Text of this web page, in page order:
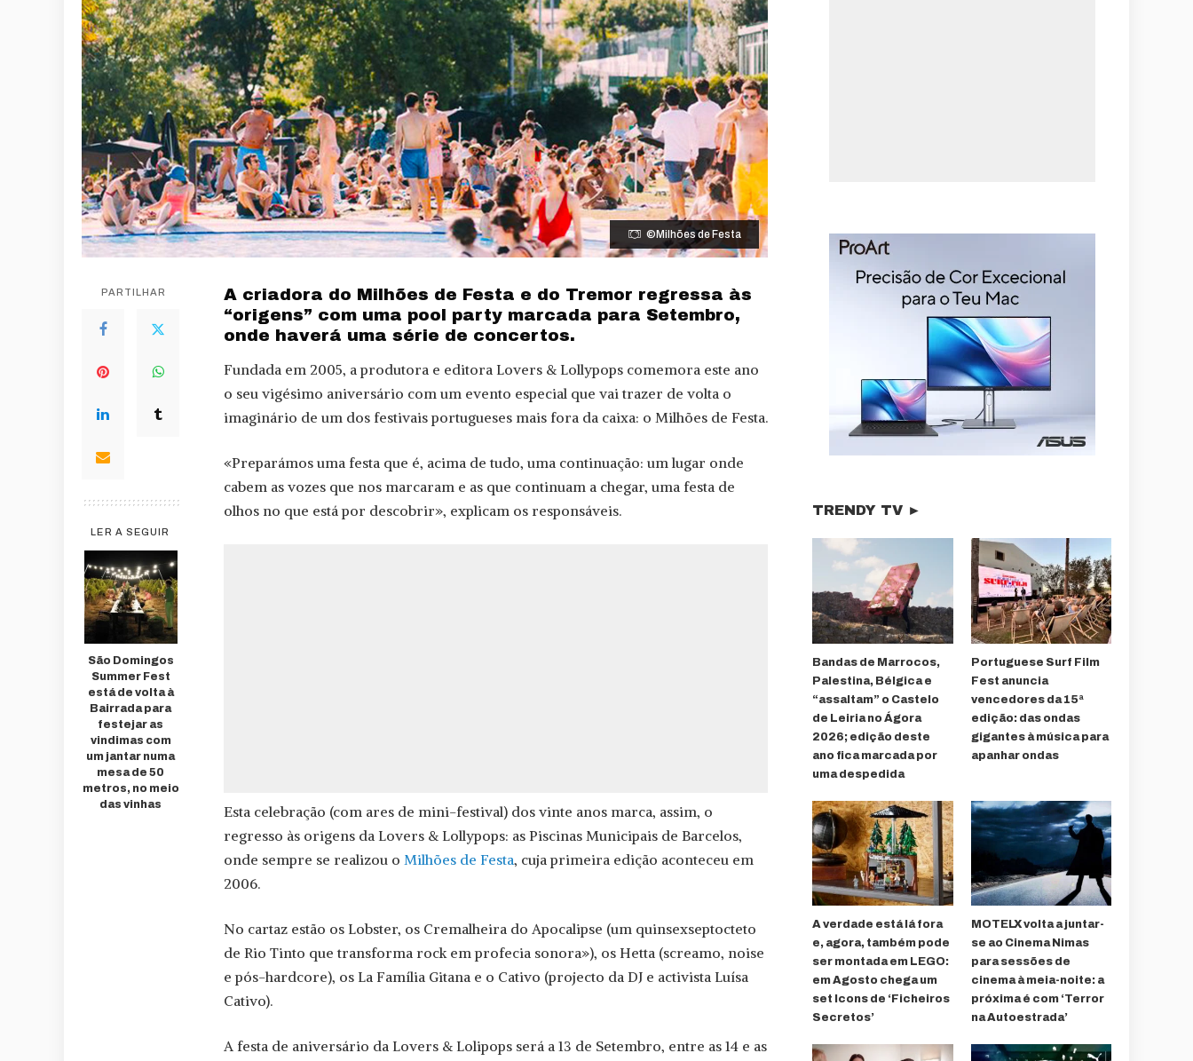
©Milhões de Festa
PARTILHAR
LER A SEGUIR
São Domingos
Summer Fest
está de volta à
Bairrada para
festejar as
vindimas com
um jantar numa
mesa de 50
metros, no meio
das vinhas
A criadora do Milhões de Festa e do Tremor regressa às
“origens” com uma pool party marcada para Setembro,
onde haverá uma série de concertos.
Fundada em 2005, a produtora e editora Lovers & Lollypops comemora este ano
o seu vigésimo aniversário com um evento especial que vai trazer de volta o
imaginário de um dos festivais portugueses mais fora da caixa: o Milhões de Festa.
«Preparámos uma festa que é, acima de tudo, uma continuação: um lugar onde
cabem as vozes que nos marcaram e as que continuam a chegar, uma festa de
olhos no que está por descobrir», explicam os responsáveis.
Esta celebração (com ares de mini-festival) dos vinte anos marca, assim, o
regresso às origens da Lovers & Lollypops: as Piscinas Municipais de Barcelos,
onde sempre se realizou o Milhões de Festa, cuja primeira edição aconteceu em
2006.
No cartaz estão os Lobster, os Cremalheira do Apocalipse (um quinsexseptocteto
de Rio Tinto que transforma rock em profecia sonora»), os Hetta (screamo, noise
e pós-hardcore), os La Família Gitana e o Cativo (projecto da DJ e activista Luísa
Cativo).
A festa de aniversário da Lovers & Lolipops será a 13 de Setembro, entre as 14 e as
TRENDY TV ►
Bandas de Marrocos,
Palestina, Bélgica e
“assaltam” o Castelo
de Leiria no Ágora
2026; edição deste
ano fica marcada por
uma despedida
Portuguese Surf Film
Fest anuncia
vencedores da 15ª
edição: das ondas
gigantes à música para
apanhar ondas
A verdade está lá fora
e, agora, também pode
ser montada em LEGO:
em Agosto chega um
set Icons de ‘Ficheiros
Secretos’
MOTELX volta a juntar-
se ao Cinema Nimas
para sessões de
cinema à meia-noite: a
próxima é com ‘Terror
na Autoestrada’